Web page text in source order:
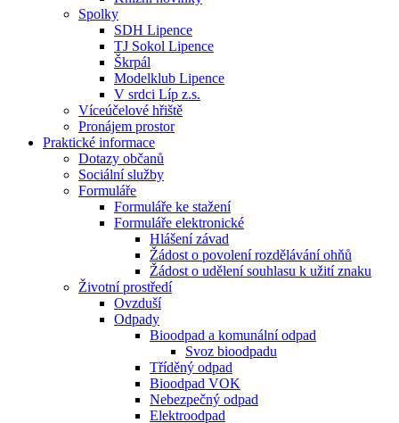
Spolky
SDH Lipence
TJ Sokol Lipence
Škrpál
Modelklub Lipence
V srdci Líp z.s.
Víceúčelové hřiště
Pronájem prostor
Praktické informace
Dotazy občanů
Sociální služby
Formuláře
Formuláře ke stažení
Formuláře elektronické
Hlášení závad
Žádost o povolení rozdělávání ohňů
Žádost o udělení souhlasu k užití znaku
Životní prostředí
Ovzduší
Odpady
Bioodpad a komunální odpad
Svoz bioodpadu
Tříděný odpad
Bioodpad VOK
Nebezpečný odpad
Elektroodpad